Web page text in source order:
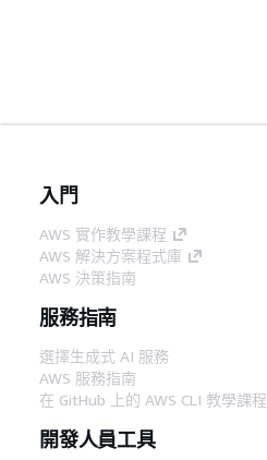
入門
AWS 實作教學課程
AWS 解決方案程式庫
AWS 決策指南
服務指南
選擇生成式 AI 服務
AWS 服務指南
在 GitHub 上的 AWS CLI 教學課程
開發人員工具